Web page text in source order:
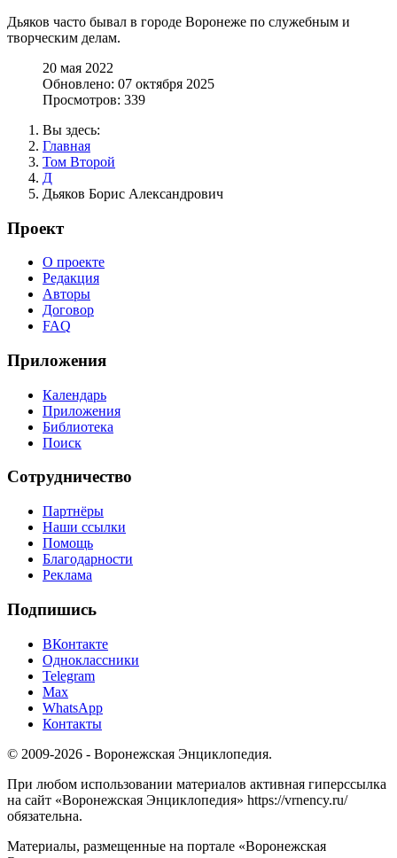
Дьяков часто бывал в городе Воронеже по служебным и
творческим делам.
20 мая 2022
Обновлено: 07 октября 2025
Просмотров: 339
Вы здесь:
Главная
Том Второй
Д
Дьяков Борис Александрович
Проект
О проекте
Редакция
Авторы
Договор
FAQ
Приложения
Календарь
Приложения
Библиотека
Поиск
Сотрудничество
Партнёры
Наши ссылки
Помощь
Благодарности
Реклама
Подпишись
ВКонтакте
Одноклассники
Telegram
Max
WhatsApp
Контакты
© 2009-2026 - Воронежская Энциклопедия.
При любом использовании материалов активная гиперссылка
на сайт «Воронежская Энциклопедия» https://vrnency.ru/
обязательна.
Материалы, размещенные на портале «Воронежская